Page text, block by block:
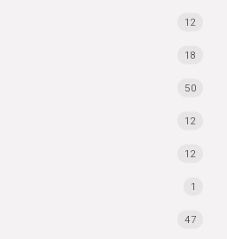
12
18
50
12
12
1
47